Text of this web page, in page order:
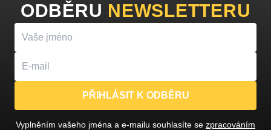
ODBĚRU NEWSLETTERU
PŘIHLÁSIT K ODBĚRU
Vyplněním vašeho jména a e-mailu souhlasíte se zpracováním